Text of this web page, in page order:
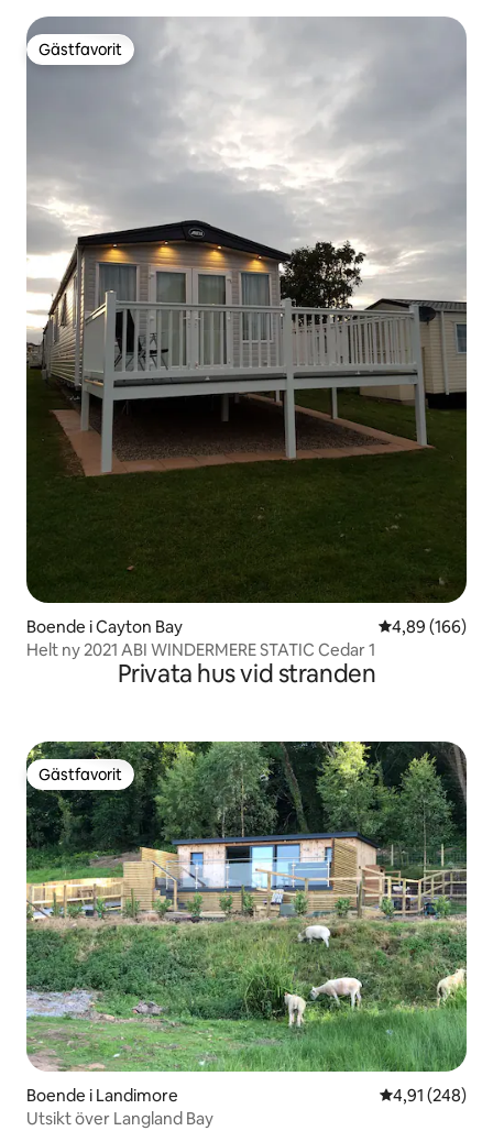
Gästfavorit
Gästfavorit
Boende i Cayton Bay 4,89 av 5 i
4,89 (166)
Helt ny 2021 ABI WINDERMERE STATIC Cedar 1
Privata hus vid stranden
Gästfavorit
Gästfavorit
Boende i Landimore 4,91 av 5 i
4,91 (248)
Utsikt över Langland Bay